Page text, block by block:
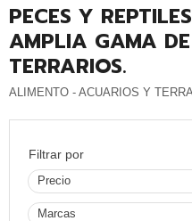
PECES Y
AMPLIA GAMA
TERRARIOS.
ALIMENTO - ACUARIOS Y
Filtrar por
Precio
Marcas